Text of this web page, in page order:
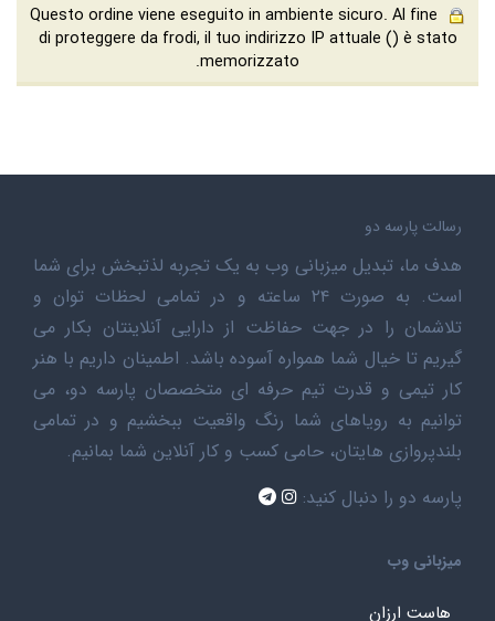
Questo ordine viene eseguito in ambiente sicuro. Al fine
di proteggere da frodi, il tuo indirizzo IP attuale () è stato
memorizzato.
رسالت پارسه دو
هدف ما، تبدیل میزبانی وب به یک تجربه لذتبخش برای شما
است. به صورت ۲۴ ساعته و در تمامی لحظات توان و
تلاشمان را در جهت حفاظت از دارایی آنلاینتان بکار می
گیریم تا خیال شما همواره آسوده باشد. اطمینان داریم با هنر
کار تیمی و قدرت تیم حرفه ای متخصصان پارسه دو، می
توانیم به رویاهای شما رنگ واقعیت ببخشیم و در تمامی
بلندپروازی هایتان، حامی کسب و کار آنلاین شما بمانیم.
پارسه دو را دنبال کنید:
میزبانی وب
هاست ارزان